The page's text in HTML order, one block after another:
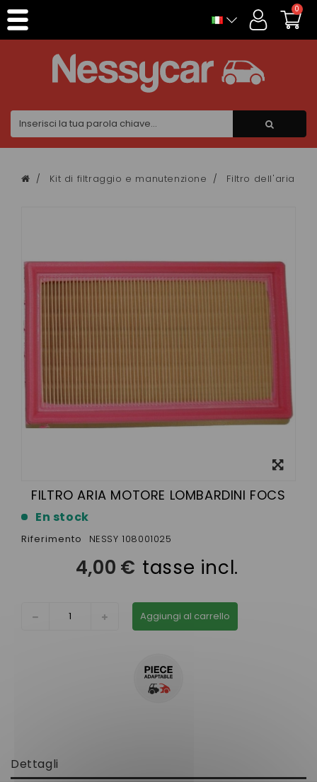
0
Kit di filtraggio e manutenzione Filtro dell'aria
FILTRO ARIA MOTORE LOMBARDINI FOCS
En stock
Riferimento NESSY 108001025
4,00 € tasse incl.
Aggiungi al carrello
Dettagli
Pannello di gestione dei cookies